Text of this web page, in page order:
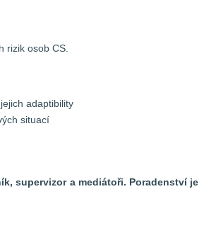
rizik osob CS.
adaptibility
situací
supervizor a mediátoři. Poradenství je